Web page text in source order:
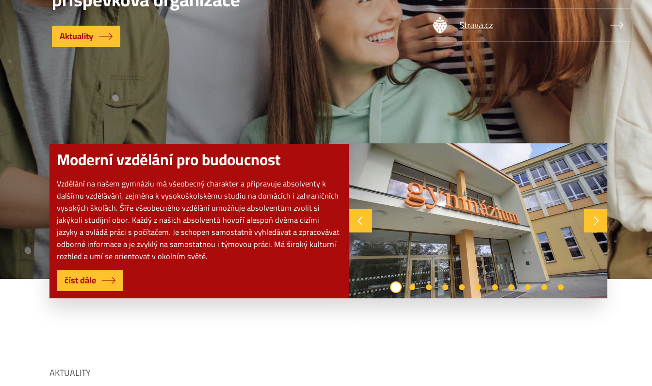
Aktuality
ObrázekStrava.cz
Moderní vzdělání pro budoucnost
Vzdělání na našem gymnáziu má všeobecný charakter a připravuje absolventy k
dalšímu vzdělávání, zejména k vysokoškolskému studiu na domácích i zahraničních
vysokých školách. Šíře všeobecného vzdělání umožňuje absolventům zvolit si
jakýkoli studijní obor. Každý z našich absolventů hovoří alespoň dvěma cizími
jazyky a ovládá práci s počítačem. Je schopen samostatně vyhledávat a zpracovávat
odborné informace a je zvyklý na samostatnou i týmovou práci. Má široký kulturní
rozhled a umí se orientovat v okolním světě.
číst dále
AKTUALITY